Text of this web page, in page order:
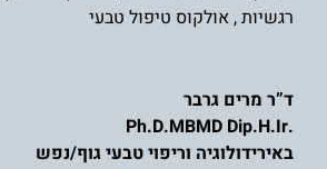
רגשיות,אולקוס טיפול טבעי
ד”ר מרים גרבר
.Ph.D.MBMD Dip.H.Ir
באירידולוגיה וריפוי טבעי גוף/נפש